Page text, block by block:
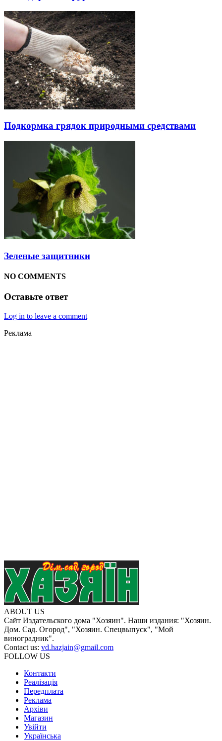
Подкормка грядок природными средствами
Зеленые защитники
NO COMMENTS
Оставьте ответ
Log in to leave a comment
Реклама
ABOUT US
Сайт Издательского дома "Хозяин". Наши издания: "Хозяин.
Дом. Сад. Огород", "Хозяин. Спецвыпуск", "Мой
виноградник".
Contact us: vd.hazjain@gmail.com
FOLLOW US
Контакти
Реалізація
Передплата
Реклама
Архіви
Магазин
Увійти
Українська